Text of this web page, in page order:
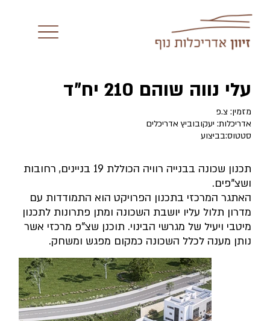
עלי נווה שוהם 210 יח״ד
מזמין: צ.פ
אדריכלות: יעקובוביץ אדריכלים
סטטוס:בביצוע
תכנון שכונה בבנייה רוויה הכוללת 19 בניינים, רחובות
ושצ"פים.
האתגר המרכזי בתכנון הפרויקט הוא התמודדות עם
מדרון תלול עליו יושבת השכונה ומתן פתרונות לתכנון
מיטבי ויעיל של מגרשי הבינוי. תוכנן שצ"פ מרכזי אשר
נותן מענה לכלל השכונה כמקום מפגש ומשחק.